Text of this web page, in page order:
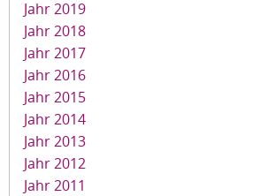
Jahr 2019
Jahr 2018
Jahr 2017
Jahr 2016
Jahr 2015
Jahr 2014
Jahr 2013
Jahr 2012
Jahr 2011